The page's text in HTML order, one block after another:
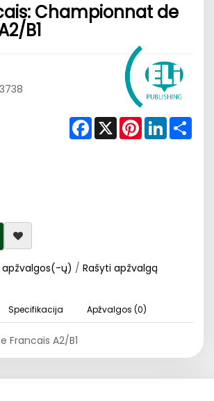
Championnat de
B1
Facebook
X PinterestLinkedIn
apžvalgos(-ų) / Rašyti apžvalgą
Specifikacija Apžvalgos (0)
Francais A2/B1